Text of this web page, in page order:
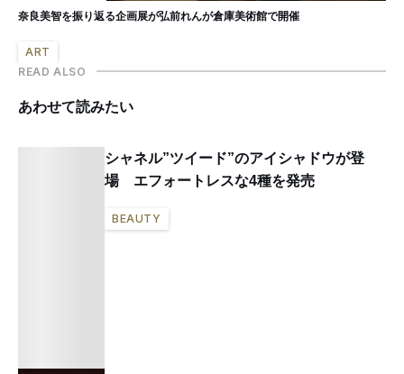
奈良美智を振り返る企画展が弘前れんが倉庫美術館で開催
ART
READ ALSO
あわせて読みたい
シャネル”ツイード”のアイシャドウが登
場 エフォートレスな4種を発売
BEAUTY